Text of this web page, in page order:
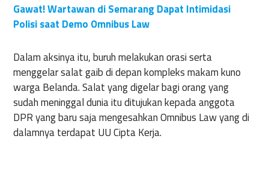
Gawat! Wartawan di Semarang Dapat Intimidasi
Polisi saat Demo Omnibus Law
Dalam aksinya itu, buruh melakukan orasi serta
menggelar salat gaib di depan kompleks makam kuno
warga Belanda. Salat yang digelar bagi orang yang
sudah meninggal dunia itu ditujukan kepada anggota
DPR yang baru saja mengesahkan Omnibus Law yang di
dalamnya terdapat UU Cipta Kerja.